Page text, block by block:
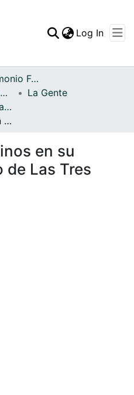
Statistics
Log In
Archivo del Patrimonio Fotográfico y Fílmico del Valle del Cauca
Fondo Archivo del Patrimonio Fotográfico y Fílmico del Valle del Cauca
La Gente
APFFVC - El Pueblo - Patrimonial
Grupo de peregrinos en su ascenso al Cerro de Las Tres Cruces
en su
de Las Tres